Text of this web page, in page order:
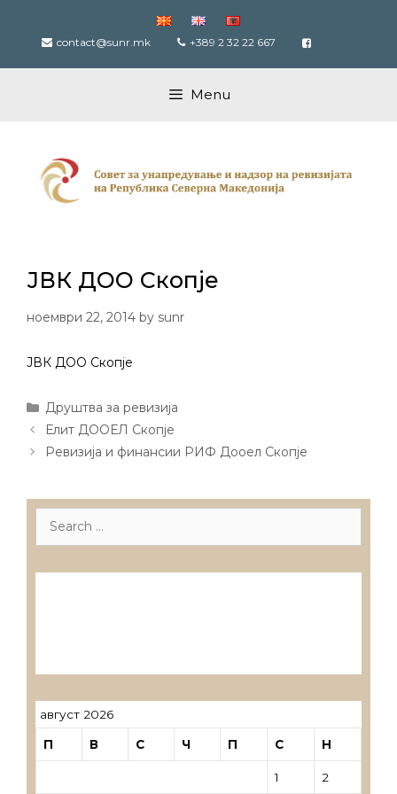
content contact@sunr.mk +389 2 32 22 667
Menu
ЈВК ДОО Скопје
ноември 22, 2014 by sunr
ЈВК ДОО Скопје
Categories
Друштва за ревизија
Post
navigation
Елит ДООЕЛ Скопје
Ревизија и финансии РИФ Дооел Скопје
Search
август 2026
П В С Ч П С Н
1 2